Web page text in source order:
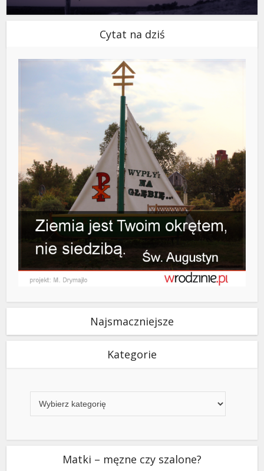
Cytat na dziś
Najsmaczniejsze
Kategorie
Matki – męzne czy szalone?